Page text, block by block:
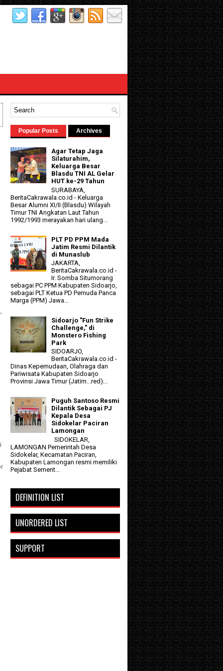
Popular Posts Archives
Agar Tetap Jaga
Silaturahim,
Keluarga Besar
Blasdu TNI AL Gelar
HUT ke-29 Tahun
SURABAYA,
BeritaCakrawala.co.id - Keluarga
Besar Alumni XI/II (Blasdu) Wilayah
Timur TNI Angkatan Laut Tahun
1992/1993 merayakan hari ulang...
PLT PD PPM Mada
Jatim Resmi Dilantik
di Munaslub
JAKARTA,
BeritaCakrawala.co.id -
Ir. Somba Situmorang
sebagai PC PPM Kabupaten Sidoarjo,
sebagai PLT Ketua PD Pemuda Panca
Marga (PPM) Jawa...
Sidoarjo "Fun Strike
Challenge," di
Monstero Fishing
Park
SIDOARJO,
BeritaCakrawala.co.id -
Dinas Kepemudaan, Olahraga dan
Pariwisata Kabupaten Sidoarjo
Provinsi Jawa Timur (Jatim...red)...
Puguh Santoso Resmi
Dilantik Sebagai PJ
Kepala Desa
Sidokelar Paciran
Lamongan
SIDOKELAR,
LAMONGAN Pemerintah Desa
Sidokelar, Kecamatan Paciran,
Kabupaten Lamongan resmi memiliki
Pejabat Sement...
DEFINITION LIST
UNORDERED LIST
SUPPORT